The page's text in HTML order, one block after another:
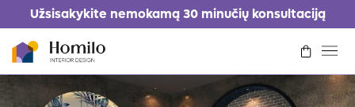
Užsisakykite nemokamą 30 minučių konsultaciją
Kaip tai veikia